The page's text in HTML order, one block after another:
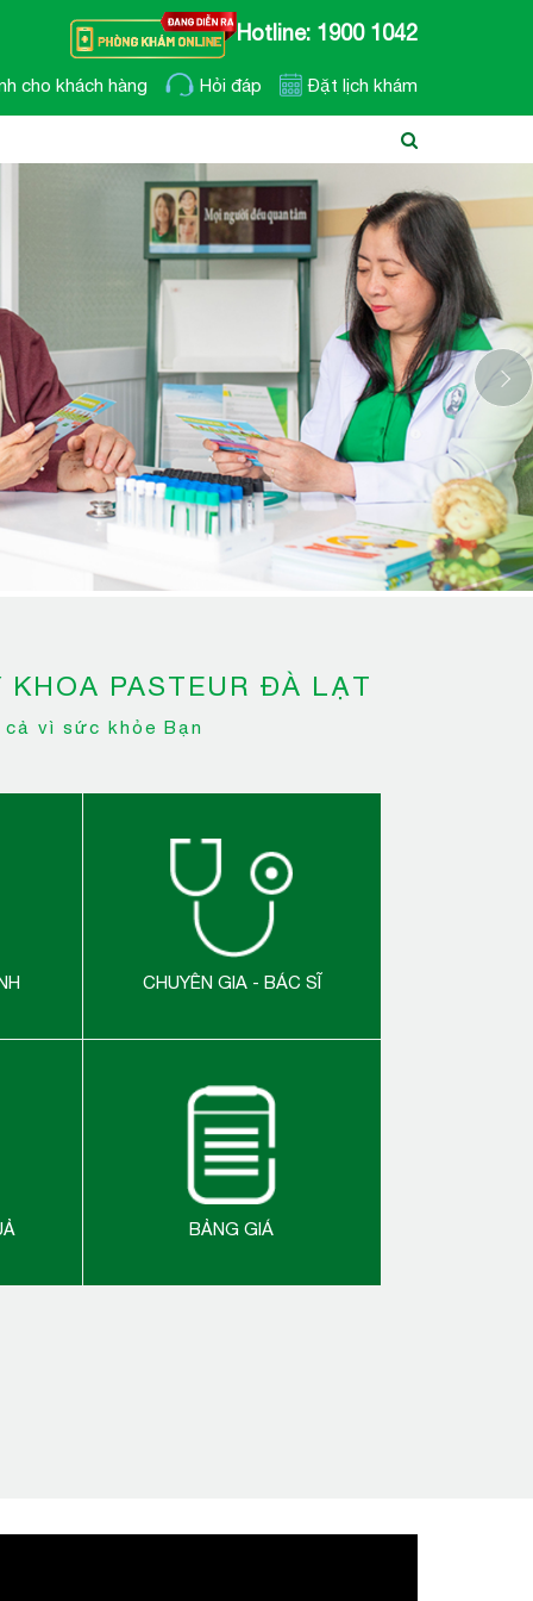
Hotline: 1900 1042
cho khách hàng Hỏi đáp Đặt lịch khám
KHOA PASTEUR ĐÀ LẠT
vì sức khỏe Bạn
CHUYÊN GIA - BÁC SĨ
BẢNG GIÁ